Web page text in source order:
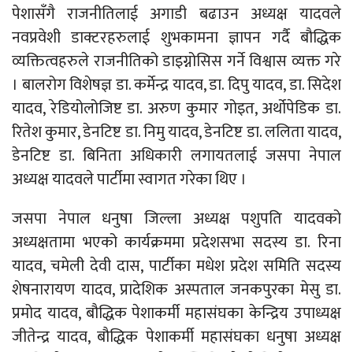
पेशासँगै राजनीतिलाई अगाडी बढाउन अध्यक्ष यादवले
नवप्रवेशी डाक्टरहरुलाई शुभकामना ज्ञापन गर्दै बौद्धिक
व्यक्तित्वहरुले राजनीतिको डाइग्नोसिस गर्ने विश्वास व्यक्त गरे
। बालरोग विशेषज्ञ डा. कर्मेन्द्र यादव, डा. दिपु यादव, डा. सिदेश
यादव, रेडियोलोजिष्ट डा. अरुण कुमार गोइत, अर्थोपेडिक डा.
रितेश कुमार, डेनटिष्ट डा. निमु यादव, डेनटिष्ट डा. ललिता यादव,
डेनटिष्ट डा. बिनिता अधिकारी लगायतलाई जसपा नेपाल
अध्यक्ष यादवले पार्टीमा स्वागत गरेका थिए ।
जसपा नेपाल धनुषा जिल्ला अध्यक्ष पशुपति यादवको
अध्यक्षतामा भएको कार्यक्रममा प्रदेशसभा सदस्य डा. रिना
यादव, चमेली देवी दास, पार्टीका मधेश प्रदेश समिति सदस्य
शेषनारायण यादव, प्रादेशिक अस्पताल जनकपुरका मेसु डा.
प्रमोद यादव, बौद्धिक पेशाकर्मी महासंघका केन्द्रिय उपाध्यक्ष
जीतेन्द्र यादव, बौद्धिक पेशाकर्मी महासंघका धनुषा अध्यक्ष